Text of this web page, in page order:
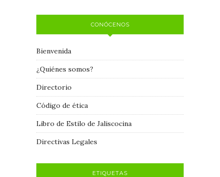
CONÓCENOS
Bienvenida
¿Quiénes somos?
Directorio
Código de ética
Libro de Estilo de Jaliscocina
Directivas Legales
ETIQUETAS